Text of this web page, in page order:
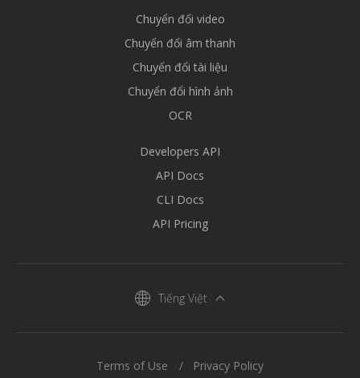
Chuyển đổi video
Chuyển đổi âm thanh
Chuyển đổi tài liệu
Chuyển đổi hình ảnh
OCR
Developers API
API Docs
CLI Docs
API Pricing
Tiếng Việt
Terms of Use Privacy Policy